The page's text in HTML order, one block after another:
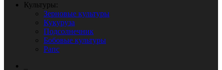
Культуры:
Зерновые культуры
Кукуруза
Подсолнечник
Бобовые культуры
Рапс